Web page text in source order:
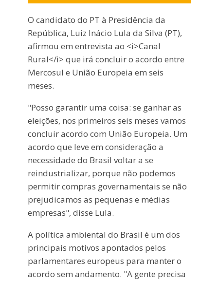
O candidato do PT à Presidência da
República, Luiz Inácio Lula da Silva (PT),
afirmou em entrevista ao <i>Canal
Rural</i> que irá concluir o acordo entre
Mercosul e União Europeia em seis
meses.
"Posso garantir uma coisa: se ganhar as
eleições, nos primeiros seis meses vamos
concluir acordo com União Europeia. Um
acordo que leve em consideração a
necessidade do Brasil voltar a se
reindustrializar, porque não podemos
permitir compras governamentais se não
prejudicamos as pequenas e médias
empresas", disse Lula.
A política ambiental do Brasil é um dos
principais motivos apontados pelos
parlamentares europeus para manter o
acordo sem andamento. "A gente precisa